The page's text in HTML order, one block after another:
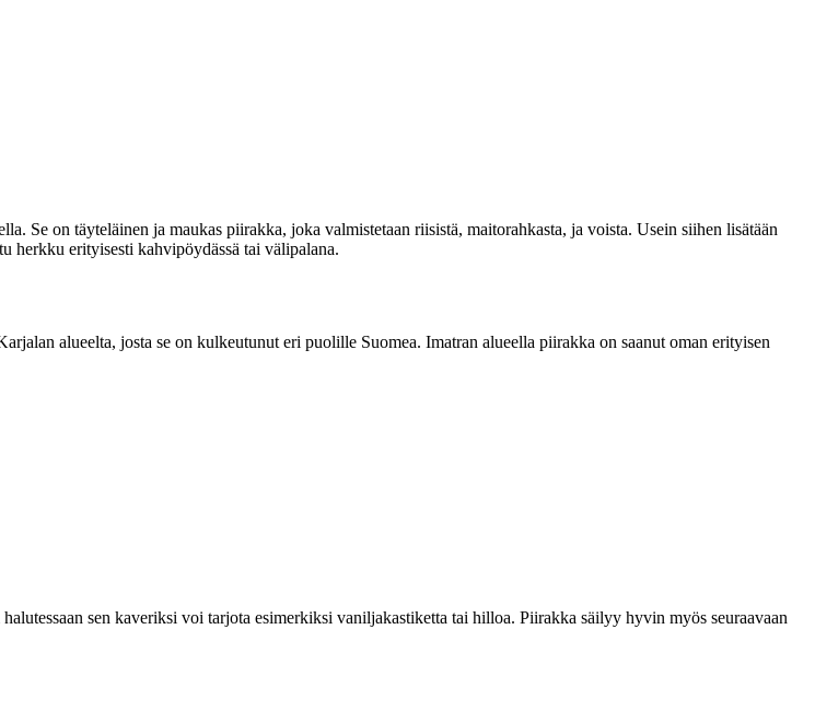
Se on täyteläinen ja maukas piirakka, joka valmistetaan riisistä, maitorahkasta, ja voista. Usein siihen lisätään
herkku erityisesti kahvipöydässä tai välipalana.
alueelta, josta se on kulkeutunut eri puolille Suomea. Imatran alueella piirakka on saanut oman erityisen
sen kaveriksi voi tarjota esimerkiksi vaniljakastiketta tai hilloa. Piirakka säilyy hyvin myös seuraavaan